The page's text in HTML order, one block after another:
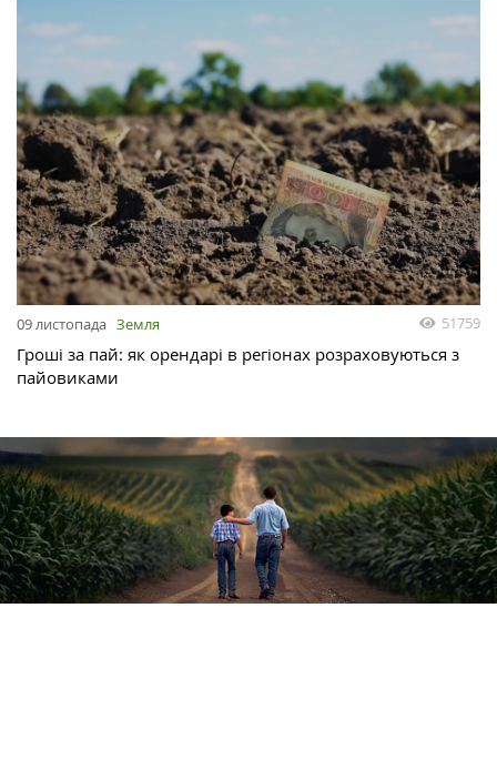
09 листопада Земля 51759
Гроші за пай: як орендарі в регіонах розраховуються з
пайовиками